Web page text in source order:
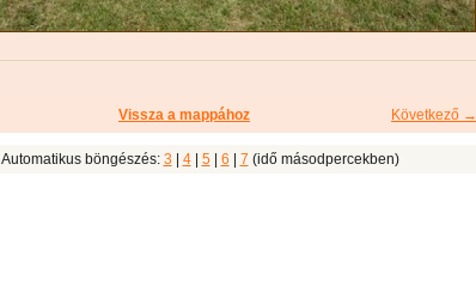
Következő →
Vissza a mappához
Automatikus böngészés: 3 4| 5| 6 7 (idő másodpercekben)